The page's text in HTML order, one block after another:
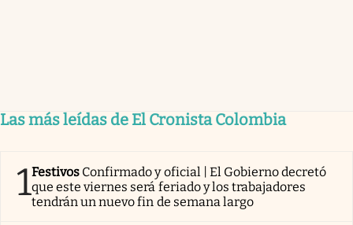
Las más leídas de El Cronista Colombia
1Festivos Confirmado y oficial | El Gobierno decretó
que este viernes será feriado y los trabajadores
tendrán un nuevo fin de semana largo